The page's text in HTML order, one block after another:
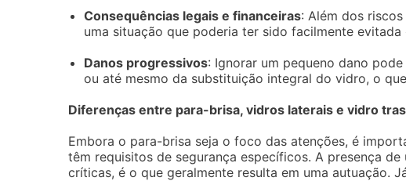
Consequências legais e financeiras: Além dos
uma situação que poderia ter sido facilmente evitada
Danos progressivos: Ignorar um pequeno dano
ou até mesmo da substituição integral do vidro, o
Diferenças entre para-brisa, vidros laterais e vidro
Embora o para-brisa seja o foco das atenções, é
têm requisitos de segurança específicos. A presença
críticas, é o que geralmente resulta em uma autuação.